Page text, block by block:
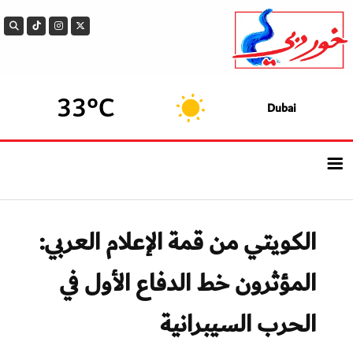
Dubai
33°C
الرئيسيــة
أحدث الأخبار
سوالف الدار
بيزنس
الكويتي من قمة الإعلام العربي:
المؤثرون خط الدفاع الأول في
الحرب السيبرانية